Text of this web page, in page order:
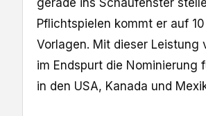
Pflichtspielen kommt er auf
Vorlagen. Mit dieser Leistung
im Endspurt die Nominierung
in den USA, Kanada und